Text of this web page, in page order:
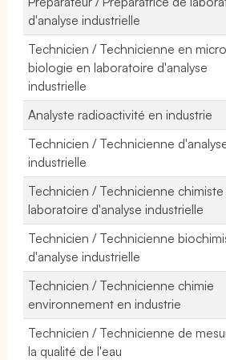
d'analyse industrielle
Technicien / Technicienne en
biologie en laboratoire d'analyse
industrielle
Analyste radioactivité en industrie
Technicien / Technicienne
industrielle
Technicien / Technicienne chimiste
laboratoire d'analyse industrielle
Technicien / Technicienne
d'analyse industrielle
Technicien / Technicienne chimie
environnement en industrie
Technicien / Technicienne de
la qualité de l'eau